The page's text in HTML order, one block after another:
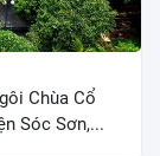
Chùa Cổ
Sóc Sơn,...